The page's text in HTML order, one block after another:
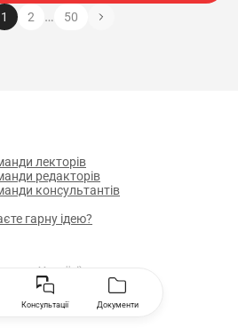
1 2 … 50
лекторів
редакторів
консультантів
гарну ідею?
по Україні)
Олени Теліги, 4
Консультації Документи